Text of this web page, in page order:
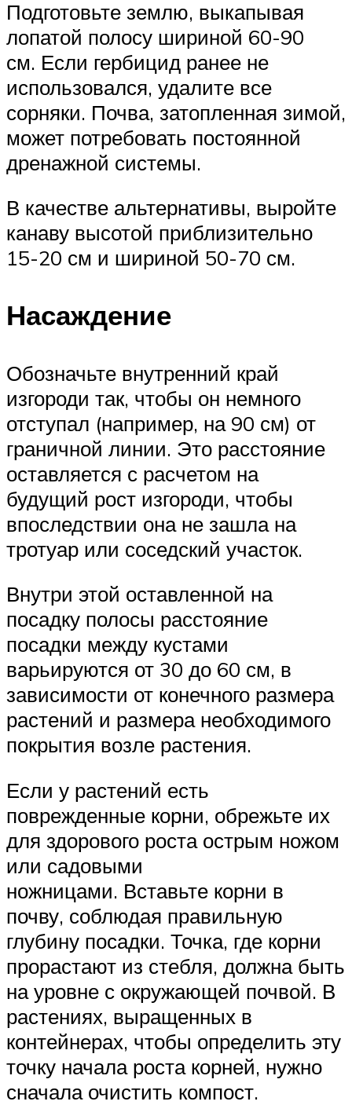
Подготовьте землю, выкапывая
лопатой полосу шириной 60-90
см. Если гербицид ранее не
использовался, удалите все
сорняки. Почва, затопленная зимой,
может потребовать постоянной
дренажной системы.
В качестве альтернативы, выройте
канаву высотой приблизительно
15-20 см и шириной 50-70 см.
Насаждение
Обозначьте внутренний край
изгороди так, чтобы он немного
отступал (например, на 90 см) от
граничной линии. Это расстояние
оставляется с расчетом на
будущий рост изгороди, чтобы
впоследствии она не зашла на
тротуар или соседский участок.
Внутри этой оставленной на
посадку полосы расстояние
посадки между кустами
варьируются от 30 до 60 см, в
зависимости от конечного размера
растений и размера необходимого
покрытия возле растения.
Если у растений есть
поврежденные корни, обрежьте их
для здорового роста острым ножом
или садовыми
ножницами. Вставьте корни в
почву, соблюдая правильную
глубину посадки. Точка, где корни
прорастают из стебля, должна быть
на уровне с окружающей почвой. В
растениях, выращенных в
контейнерах, чтобы определить эту
точку начала роста корней, нужно
сначала очистить компост.